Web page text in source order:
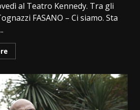
al Teatro Kennedy. Tra gli
FASANO – Ci siamo. Sta